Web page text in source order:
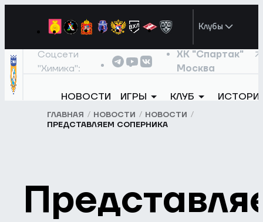
Клубы
Соцсети
"Химика":
ХК "Спартак"
Москва
НОВОСТИ ИГРЫ КЛУБ
ГЛАВНАЯ НОВОСТИ
НОВОСТИ
ПРЕДСТАВЛЯЕМ СОПЕРНИКА